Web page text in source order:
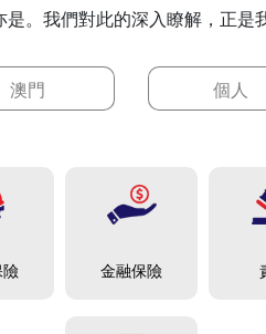
。我們對此的深入瞭解，正是
澳門 個人
險 金融保險